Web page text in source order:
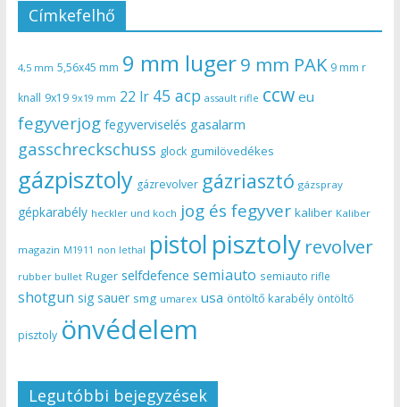
Címkefelhő
4,5 mm 5,56x45 mm 9 mm luger9 mm PAK 9 mm r
knall 9x19 9x19 mm 22 lr 45 acp assault rifle ccw eu
fegyverjog fegyverviselés gasalarm
gasschreckschuss glock gumilövedékes
gázpisztoly gázrevolver gázriasztó gázspray
gépkarabély heckler und koch jog és fegyver kaliber Kaliber
magazin M1911 non lethal pistol pisztoly revolver
rubber bullet Ruger selfdefence semiauto semiauto rifle
shotgun sig sauer smg umarex usa öntöltő karabély öntöltő
pisztoly önvédelem
Legutóbbi bejegyzések